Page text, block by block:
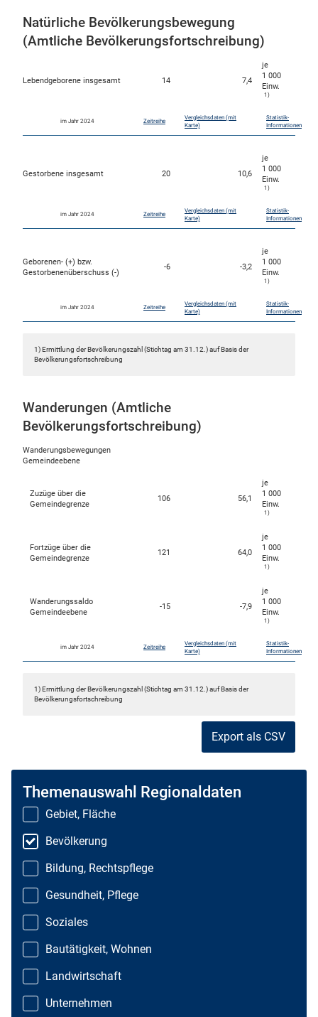
Natürliche Bevölkerungsbewegung
(Amtliche Bevölkerungsfortschreibung)
Lebendgeborene insgesamt 14 7,4
je
1 000
Einw.
1)
im Jahr 2024 Zeitreihe
Vergleichsdaten (mit
Karte)
Statistik-
Informationen
Gestorbene insgesamt 20 10,6
je
1 000
Einw.
1)
im Jahr 2024 Zeitreihe
Vergleichsdaten (mit
Karte)
Statistik-
Informationen
Geborenen- (+) bzw.
Gestorbenenüberschuss (-)
-6 -3,2
je
1 000
Einw.
1)
im Jahr 2024 Zeitreihe
Vergleichsdaten (mit
Karte)
Statistik-
Informationen
1) Ermittlung der Bevölkerungszahl (Stichtag am 31.12.) auf Basis der
Bevölkerungsfortschreibung
Wanderungen (Amtliche
Bevölkerungsfortschreibung)
Wanderungsbewegungen
Gemeindeebene
Zuzüge über die
Gemeindegrenze
106 56,1
je
1 000
Einw.
1)
Fortzüge über die
Gemeindegrenze
121 64,0
je
1 000
Einw.
1)
Wanderungssaldo
Gemeindeebene
-15 -7,9
je
1 000
Einw.
1)
im Jahr 2024 Zeitreihe
Vergleichsdaten (mit
Karte)
Statistik-
Informationen
1) Ermittlung der Bevölkerungszahl (Stichtag am 31.12.) auf Basis der
Bevölkerungsfortschreibung
Export als CSV
Themenauswahl Regionaldaten
Gebiet, Fläche
Bevölkerung
Bildung, Rechtspflege
Gesundheit, Pflege
Soziales
Bautätigkeit, Wohnen
Landwirtschaft
Unternehmen